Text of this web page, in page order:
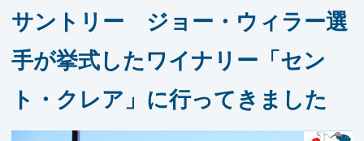
サントリー ジョー・ウィラー選
手が挙式したワイナリー「セン
ト・クレア」に行ってきました